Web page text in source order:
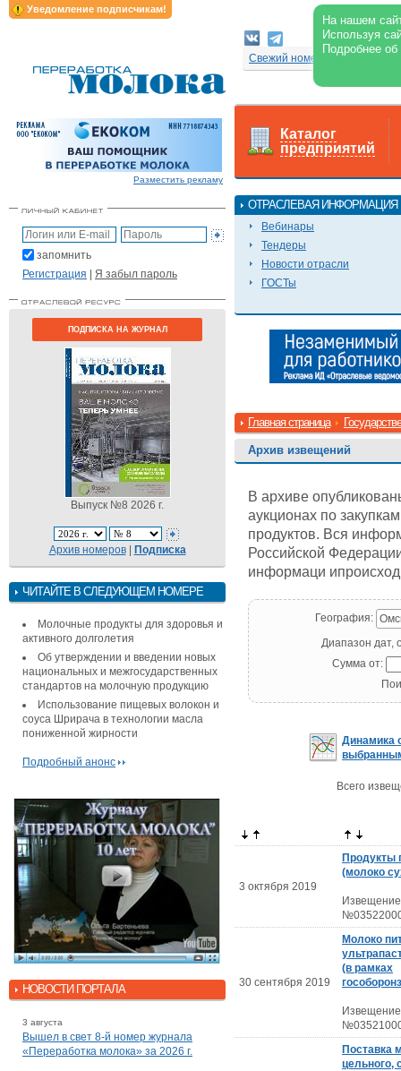
Уведомление подписчикам!
На нашем
Используя
Подробнее
Архив
Свежий номер
Разместить рекламу
запомнить
Регистрация | Я забыл пароль
ПОДПИСКА НА ЖУРНАЛ
Выпуск №8 2026 г.
Архив номеров| Подписка
ЧИТАЙТЕ В СЛЕДУЮЩЕМ НОМЕРЕ
Молочные продукты для здоровья и
активного долголетия
Об утверждении и введении новых
национальных и межгосударственных
стандартов на молочную продукцию
Использование пищевых волокон и
соуса Шрирача в технологии масла
пониженной жирности
Подробный анонс
НОВОСТИ ПОРТАЛА
3 августа
Вышел в свет 8-й номер журнала
«Переработка молока» за 2026 г.
Каталог
предприятий
ОТРАСЛЕВАЯ ИНФОРМАЦИЯ
Вебинары
Тендеры
Новости отрасли
ГОСТы
Главная страница
Архив извещений
В архиве
аукционах по
продуктов. Вся
Российской
информаци
География:
Диапазон дат,
Сумма от:
Динамика
Всего
3 октября 2019
Продукты
(молоко
Извещение
30 сентября 2019
Молоко
(в рамках
Извещение
Поставка
цельного,